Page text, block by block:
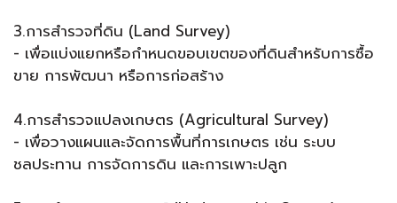
3.การสำรวจที่ดิน (Land Survey)
- เพื่อแบ่งแยกหรือกำหนดขอบเขตของที่ดินสำหรับการซื้อ
ขาย การพัฒนา หรือการก่อสร้าง
4.การสำรวจแปลงเกษตร (Agricultural Survey)
- เพื่อวางแผนและจัดการพื้นที่การเกษตร เช่น ระบบ
ชลประทาน การจัดการดิน และการเพาะปลูก